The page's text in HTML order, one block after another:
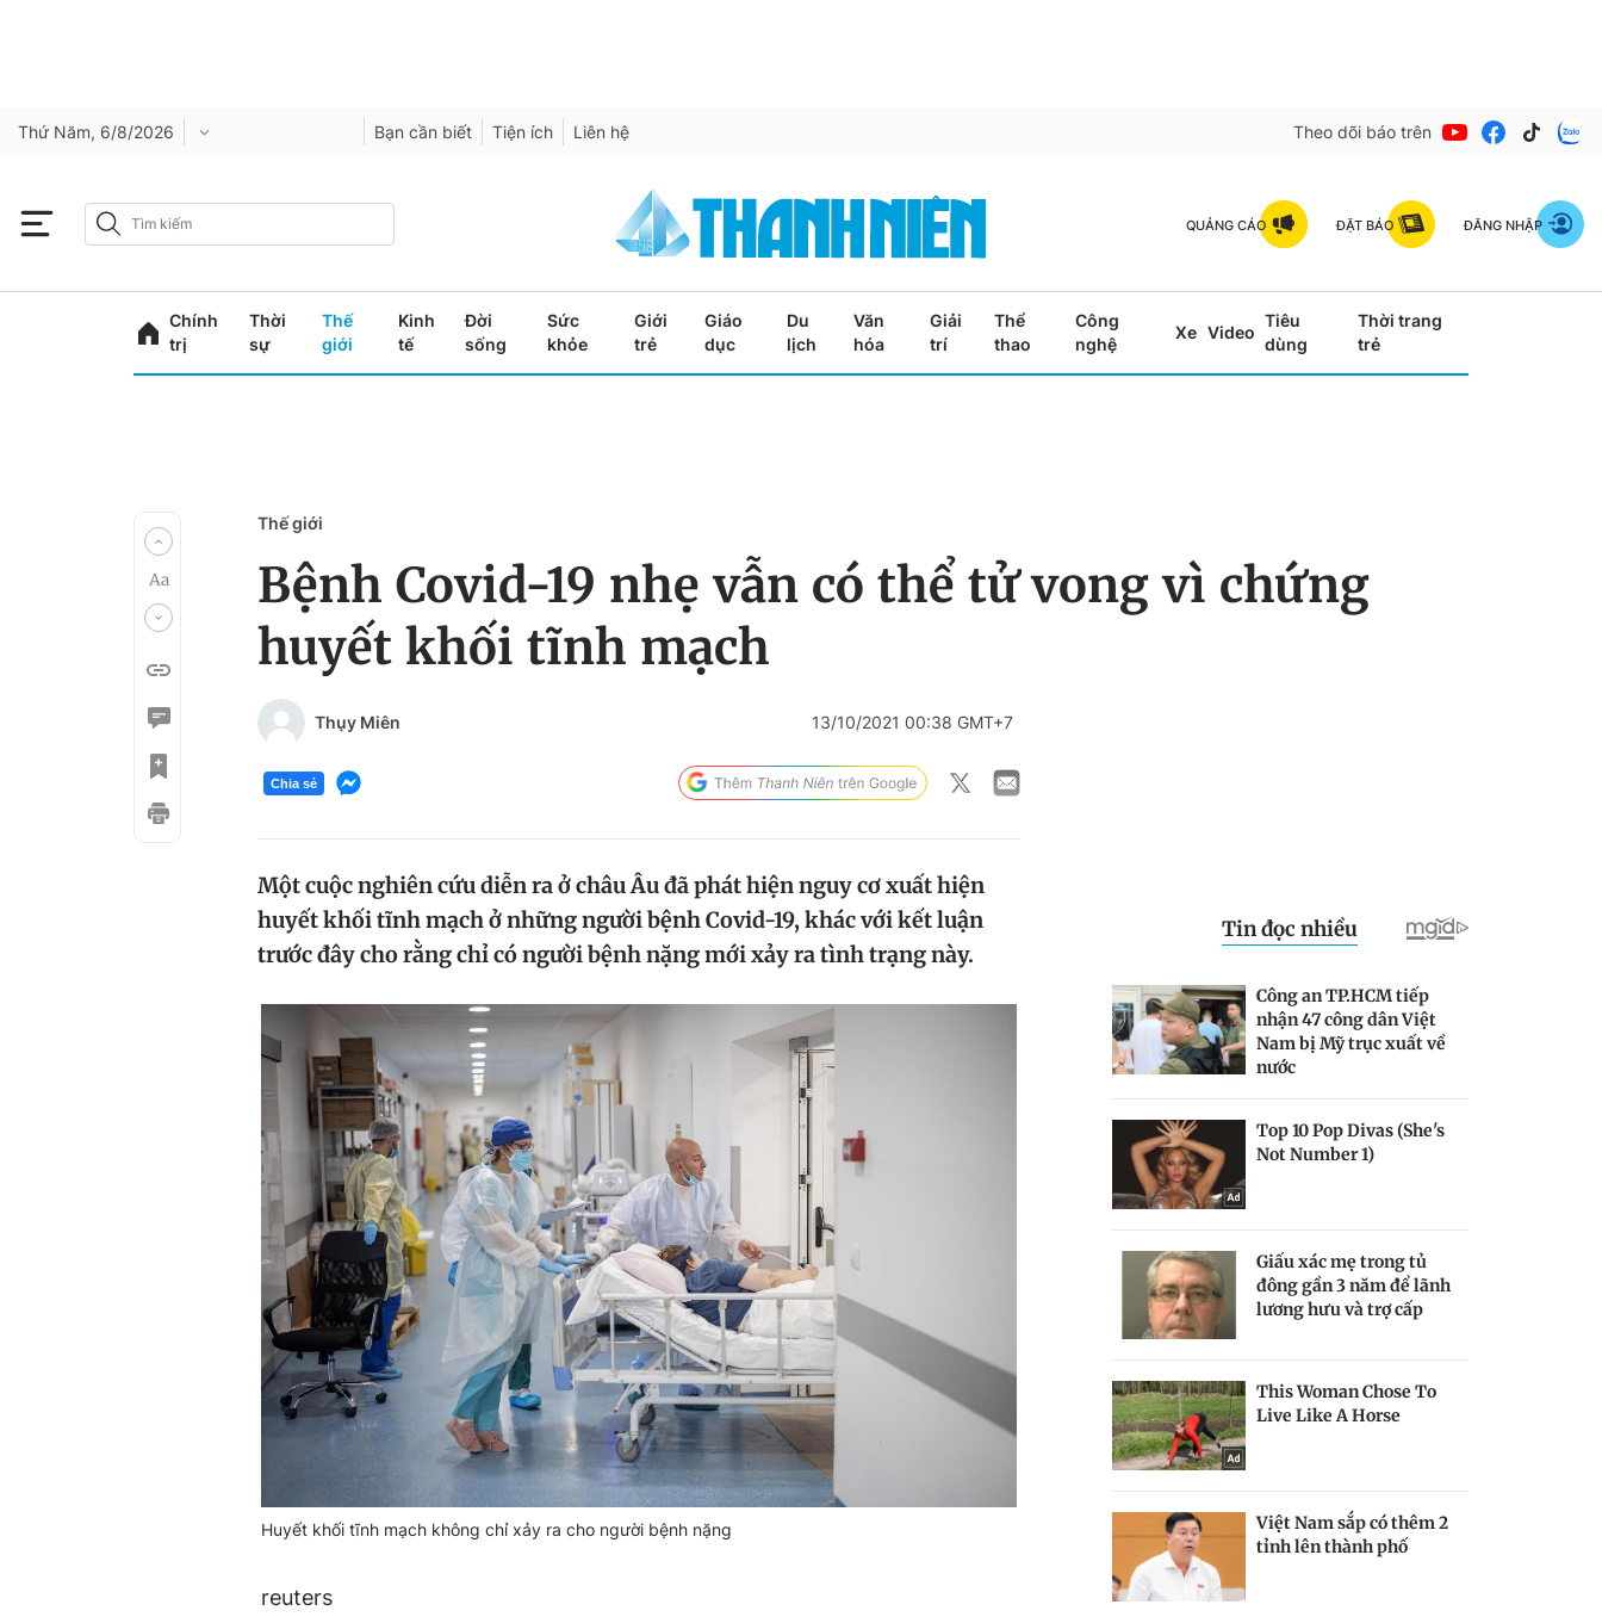
Thứ Năm, 6/8/2026 Bạn cần biết Tiện ích Liên hệ Theo dõi báo trên
QUẢNG CÁO ĐẶT BÁO ĐĂNG NHẬP
Chính
trị
Thời
sự
Thế
giới
Kinh
tế
Đời
sống
Sức
khỏe
Giới
trẻ
Giáo
dục
Du
lịch
Văn
hóa
Giải
trí
Thể
thao
Công
nghệ
Xe Video
Tiêu
dùng
Thời trang
trẻ
Thế giới
Bệnh Covid-19 nhẹ vẫn có thể tử vong vì chứng
huyết khối tĩnh mạch
Thụy Miên 13/10/2021 00:38 GMT+7
Chia sẻ
Một cuộc nghiên cứu diễn ra ở châu Âu đã phát hiện nguy cơ xuất hiện
huyết khối tĩnh mạch ở những người bệnh Covid-19, khác với kết luận
trước đây cho rằng chỉ có người bệnh nặng mới xảy ra tình trạng này.
Huyết khối tĩnh mạch không chỉ xảy ra cho người bệnh nặng
reuters